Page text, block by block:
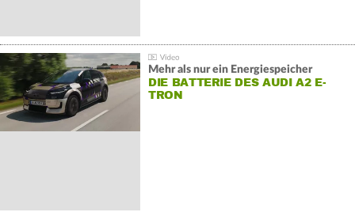
Mehr als nur ein Energiespeicher
DIE BATTERIE DES AUDI A2 E-
TRON